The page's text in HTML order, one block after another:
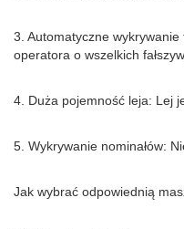
3. Automatyczne
operatora o wszelkich
4. Duża pojemność leja: Lej
5. Wykrywanie nominałów:
Jak wybrać odpowiednią